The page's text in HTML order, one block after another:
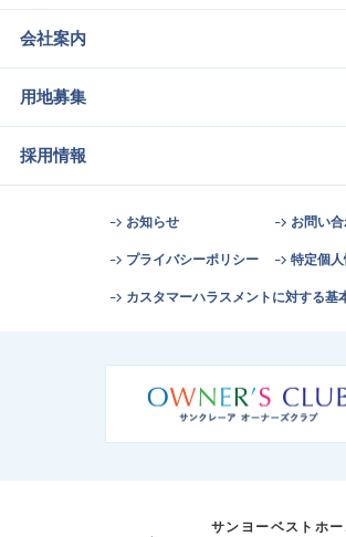
会社案内
用地募集
採用情報
お知らせ お問い
プライバシーポリシー 特定個人
カスタマーハラスメントに対する基
サンヨーベストホ